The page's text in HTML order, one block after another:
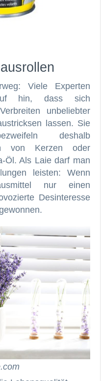
Viele Experten
hin, dass sich
unbeliebter
lassen. Sie
deshalb
von Kerzen oder
Öl. Als Laie darf man
leisten: Wenn
nur einen
Desinteresse